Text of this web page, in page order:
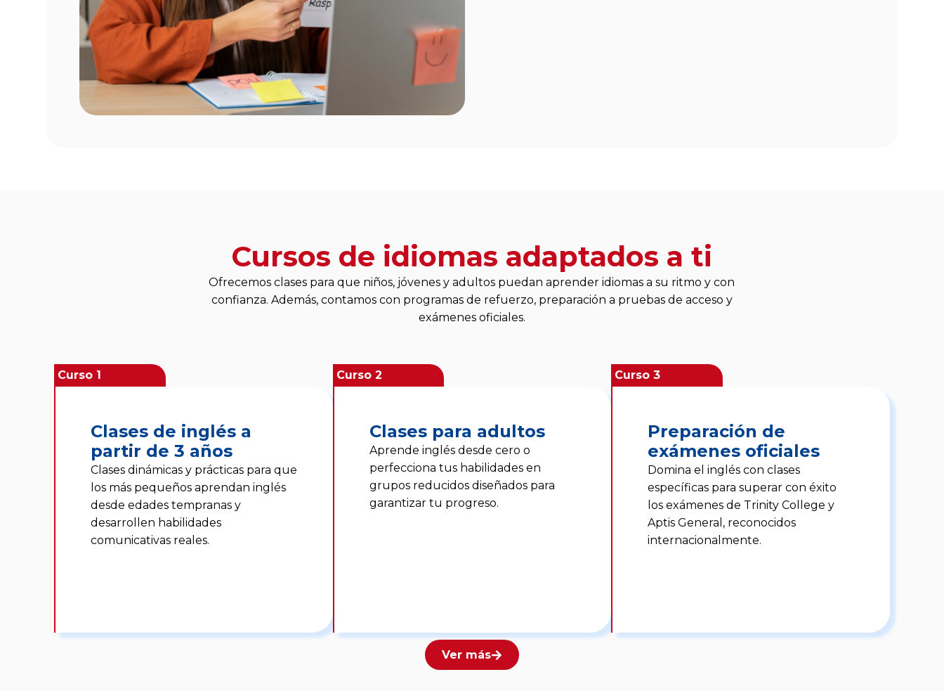
Cursos de idiomas adaptados a ti
Ofrecemos clases para que niños, jóvenes y adultos puedan aprender idiomas a su ritmo y con
confianza. Además, contamos con programas de refuerzo, preparación a pruebas de acceso y
exámenes oficiales.
Curso 1
Clases de inglés a
partir de 3 años
Clases dinámicas y prácticas para que
los más pequeños aprendan inglés
desde edades tempranas y
desarrollen habilidades
comunicativas reales.
Curso 2
Clases para adultos
Aprende inglés desde cero o
perfecciona tus habilidades en
grupos reducidos diseñados para
garantizar tu progreso.
Curso 3
Preparación de
exámenes oficiales
Domina el inglés con clases
específicas para superar con éxito
los exámenes de Trinity College y
Aptis General, reconocidos
internacionalmente.
Ver más